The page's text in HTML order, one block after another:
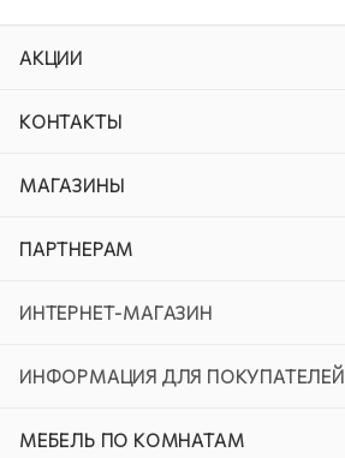
АКЦИИ
КОНТАКТЫ
МАГАЗИНЫ
ПАРТНЕРАМ
ИНТЕРНЕТ-МАГАЗИН
ИНФОРМАЦИЯ ДЛЯ ПОКУПАТЕЛЕЙ
МЕБЕЛЬ ПО КОМНАТАМ